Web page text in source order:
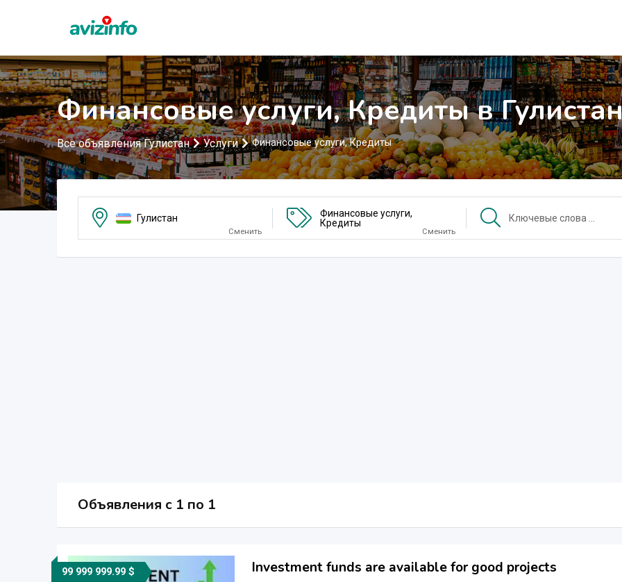
Финансовые услуги, Кредиты в
Все объявления Гулистан Услуги Финансовые услуги, Кредиты
Гулистан
Сменить
Финансовые услуги,
Кредиты
Сменить
Объявления c 1 по 1
99 999 999.99 $ Investment funds are available for good projects